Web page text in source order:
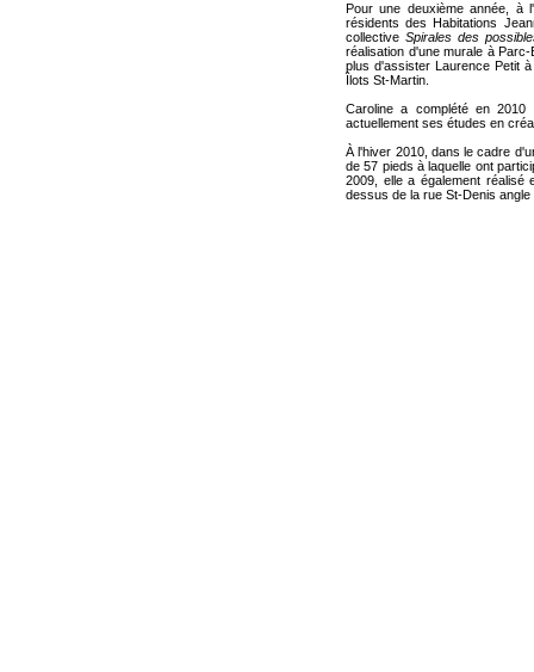
Pour une deuxième année, à
résidents des Habitations
collective Spirales des
réalisation d'une murale à
plus d'assister Laurence Petit
Îlots St-Martin.
Caroline a complété en
actuellement ses études en
À l'hiver 2010, dans le cadre
de 57 pieds à laquelle ont
2009, elle a également réalisé
dessus de la rue St-Denis angle